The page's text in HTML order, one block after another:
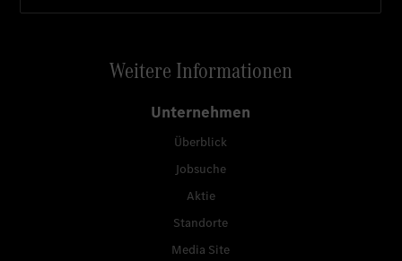
Weitere Informationen
Unternehmen
Überblick
Jobsuche
Aktie
Standorte
Media Site